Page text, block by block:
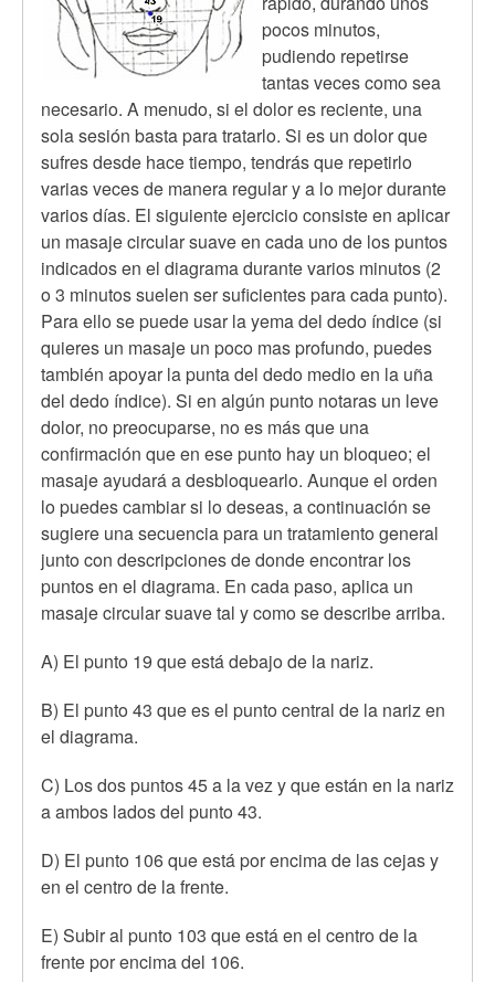
pocos minutos,
pudiendo repetirse
tantas veces como sea
necesario. A menudo, si el dolor es reciente, una
sola sesión basta para tratarlo. Si es un dolor que
sufres desde hace tiempo, tendrás que repetirlo
varias veces de manera regular y a lo mejor durante
varios días. El siguiente ejercicio consiste en aplicar
un masaje circular suave en cada uno de los puntos
indicados en el diagrama durante varios minutos (2
o 3 minutos suelen ser suficientes para cada punto).
Para ello se puede usar la yema del dedo índice (si
quieres un masaje un poco mas profundo, puedes
también apoyar la punta del dedo medio en la uña
del dedo índice). Si en algún punto notaras un leve
dolor, no preocuparse, no es más que una
confirmación que en ese punto hay un bloqueo; el
masaje ayudará a desbloquearlo. Aunque el orden
lo puedes cambiar si lo deseas, a continuación se
sugiere una secuencia para un tratamiento general
junto con descripciones de donde encontrar los
puntos en el diagrama. En cada paso, aplica un
masaje circular suave tal y como se describe arriba.
A) El punto 19 que está debajo de la nariz.
B) El punto 43 que es el punto central de la nariz en
el diagrama.
C) Los dos puntos 45 a la vez y que están en la nariz
a ambos lados del punto 43.
D) El punto 106 que está por encima de las cejas y
en el centro de la frente.
E) Subir al punto 103 que está en el centro de la
frente por encima del 106.